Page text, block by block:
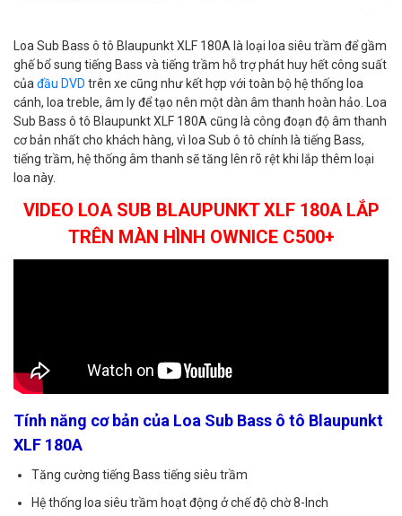
Loa Sub Bass ô tô Blaupunkt XLF 180A là loại loa siêu trầm để gầm
ghế bổ sung tiếng Bass và tiếng trầm hỗ trợ phát huy hết công suất
của đầu DVD trên xe cũng như kết hợp với toàn bộ hệ thống loa
cánh, loa treble, âm ly để tạo nên một dàn âm thanh hoàn hảo. Loa
Sub Bass ô tô Blaupunkt XLF 180A cũng là công đoạn độ âm thanh
cơ bản nhất cho khách hàng, vì loa Sub ô tô chính là tiếng Bass,
tiếng trầm, hệ thống âm thanh sẽ tăng lên rõ rệt khi lắp thêm loại
loa này.
VIDEO LOA SUB BLAUPUNKT XLF 180A LẮP
TRÊN MÀN HÌNH OWNICE C500+
Tính năng cơ bản của Loa Sub Bass ô tô Blaupunkt
XLF 180A
Tăng cường tiếng Bass tiếng siêu trầm
Hệ thống loa siêu trầm hoạt động ở chế độ chờ 8-Inch